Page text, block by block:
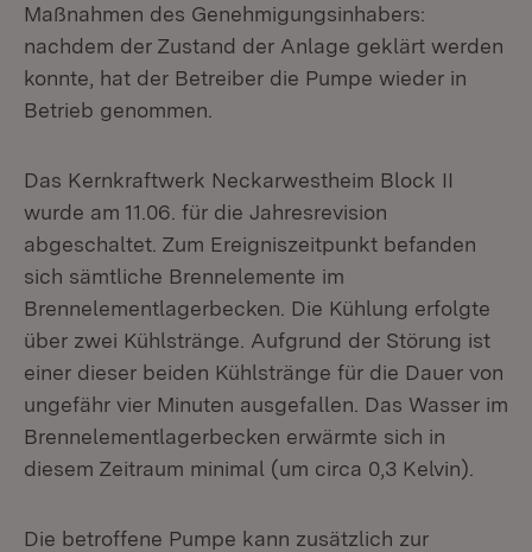
Maßnahmen des Genehmigungsinhabers:
nachdem der Zustand der Anlage geklärt werden
konnte, hat der Betreiber die Pumpe wieder in
Betrieb genommen.
Das Kernkraftwerk Neckarwestheim Block II
wurde am 11.06. für die Jahresrevision
abgeschaltet. Zum Ereigniszeitpunkt befanden
sich sämtliche Brennelemente im
Brennelementlagerbecken. Die Kühlung erfolgte
über zwei Kühlstränge. Aufgrund der Störung ist
einer dieser beiden Kühlstränge für die Dauer von
ungefähr vier Minuten ausgefallen. Das Wasser im
Brennelementlagerbecken erwärmte sich in
diesem Zeitraum minimal (um circa 0,3 Kelvin).
Die betroffene Pumpe kann zusätzlich zur